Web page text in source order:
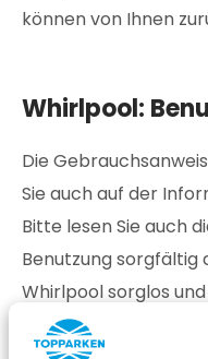
können von Ihnen
Whirlpool:
Die
Sie auch auf der
Bitte lesen Sie auch
Benutzung sorgfältig
Whirlpool sorglos
Der Whirlpool